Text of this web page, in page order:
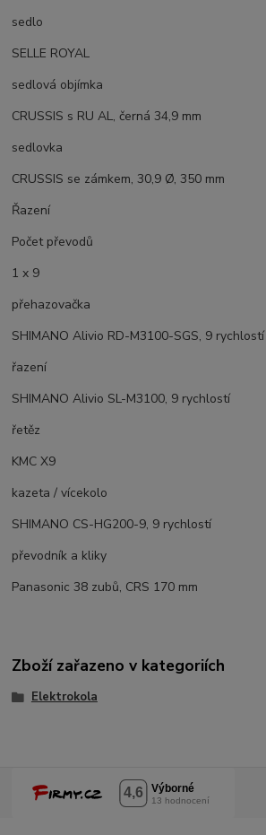
sedlo
SELLE ROYAL
sedlová objímka
CRUSSIS s RU AL, černá 34,9 mm
sedlovka
CRUSSIS se zámkem, 30,9 Ø, 350 mm
Řazení
Počet převodů
1 x 9
přehazovačka
SHIMANO Alivio RD-M3100-SGS, 9 rychlostí
řazení
SHIMANO Alivio SL-M3100, 9 rychlostí
řetěz
KMC X9
kazeta / vícekolo
SHIMANO CS-HG200-9, 9 rychlostí
převodník a kliky
Panasonic 38 zubů, CRS 170 mm
Zboží zařazeno v kategoriích
Elektrokola